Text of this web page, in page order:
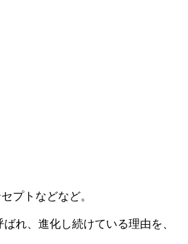
プトなどなど。
れ、進化し続けている理由を、